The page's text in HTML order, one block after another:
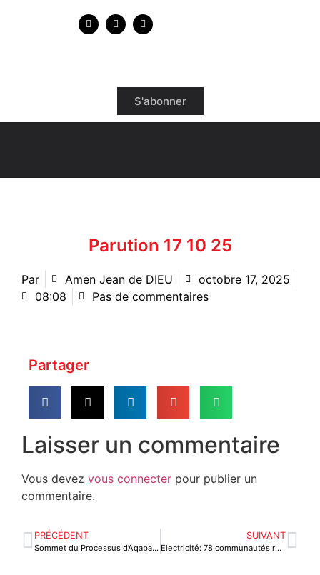
S'abonner
Parution 17 10 25
Par Amen Jean de DIEU
octobre 17, 2025
08:08
Pas de commentaires
Partager
Laisser un commentaire
Vous devez vous connecter pour publier un
commentaire.
PRÉCÉDENT
Sommet du Processus d’Aqaba à Rome: Faure Gnassingbé appelle à une réponse collective et adaptée face à la crise sécuritaire
SUIVANT
Electricité: 78 communautés rurales connectées grâce à la BIDC